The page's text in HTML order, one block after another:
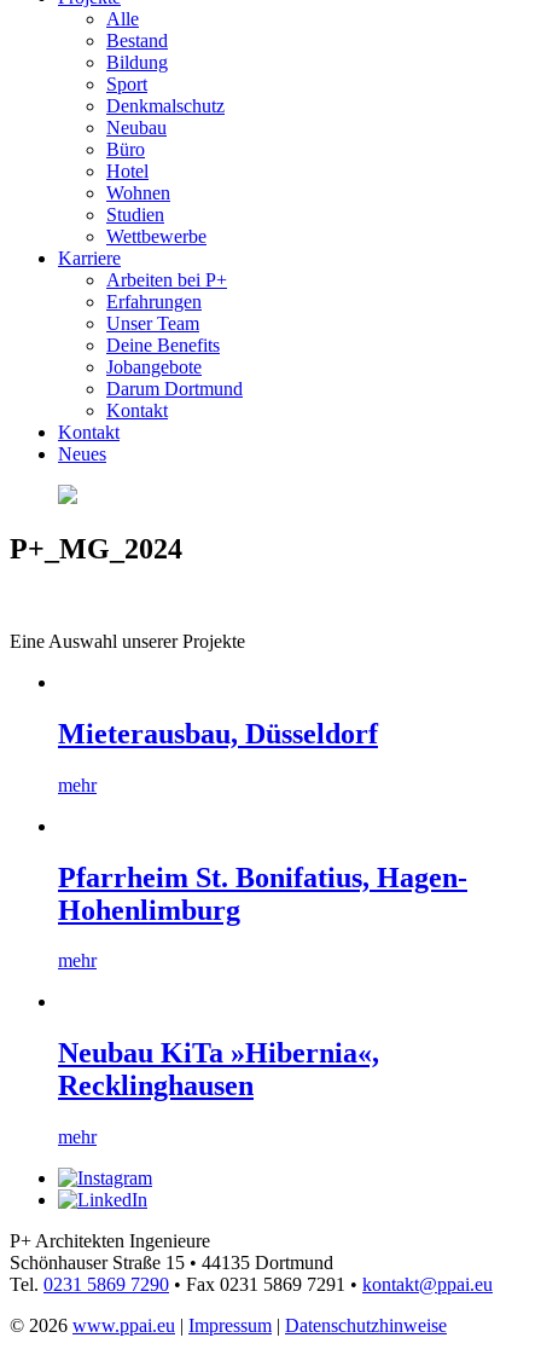
Alle
Bestand
Bildung
Sport
Denkmalschutz
Neubau
Büro
Hotel
Wohnen
Studien
Wettbewerbe
Karriere
Arbeiten bei P+
Erfahrungen
Unser Team
Deine Benefits
Jobangebote
Darum Dortmund
Kontakt
Kontakt
Neues
P+_MG_2024
Eine Auswahl unserer Projekte
Mieterausbau, Düsseldorf
mehr
Pfarrheim St. Bonifatius, Hagen-
Hohenlimburg
mehr
Neubau KiTa »Hibernia«,
Recklinghausen
mehr
P+ Architekten Ingenieure
Schönhauser Straße 15 • 44135 Dortmund
Tel. 0231 5869 7290 • Fax 0231 5869 7291 • kontakt@ppai.eu
© 2026 www.ppai.eu | Impressum | Datenschutzhinweise